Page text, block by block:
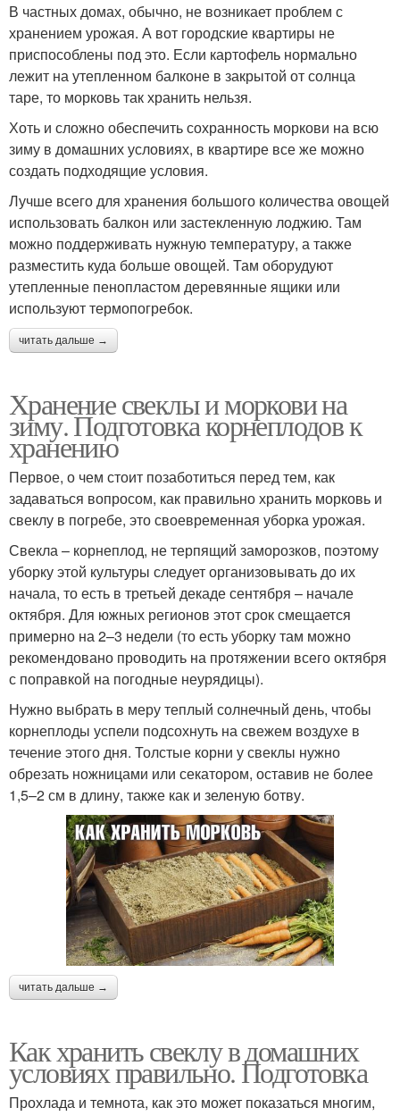
В частных домах, обычно, не возникает проблем с
хранением урожая. А вот городские квартиры не
приспособлены под это. Если картофель нормально
лежит на утепленном балконе в закрытой от солнца
таре, то морковь так хранить нельзя.
Хоть и сложно обеспечить сохранность моркови на всю
зиму в домашних условиях, в квартире все же можно
создать подходящие условия.
Лучше всего для хранения большого количества овощей
использовать балкон или застекленную лоджию. Там
можно поддерживать нужную температуру, а также
разместить куда больше овощей. Там оборудуют
утепленные пенопластом деревянные ящики или
используют термопогребок.
читать дальше →
Хранение свеклы и моркови на
зиму. Подготовка корнеплодов к
хранению
Первое, о чем стоит позаботиться перед тем, как
задаваться вопросом, как правильно хранить морковь и
свеклу в погребе, это своевременная уборка урожая.
Свекла – корнеплод, не терпящий заморозков, поэтому
уборку этой культуры следует организовывать до их
начала, то есть в третьей декаде сентября – начале
октября. Для южных регионов этот срок смещается
примерно на 2–3 недели (то есть уборку там можно
рекомендовано проводить на протяжении всего октября
с поправкой на погодные неурядицы).
Нужно выбрать в меру теплый солнечный день, чтобы
корнеплоды успели подсохнуть на свежем воздухе в
течение этого дня. Толстые корни у свеклы нужно
обрезать ножницами или секатором, оставив не более
1,5–2 см в длину, также как и зеленую ботву.
читать дальше →
Как хранить свеклу в домашних
условиях правильно. Подготовка
Прохлада и темнота, как это может показаться многим,